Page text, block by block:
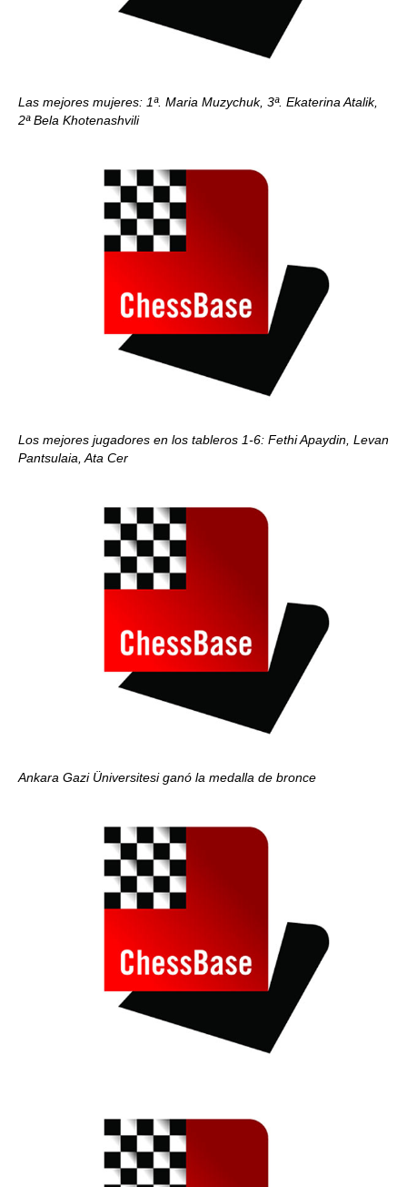
Las mejores mujeres: 1ª. Maria Muzychuk, 3ª. Ekaterina Atalik,
2ª Bela Khotenashvili
Los mejores jugadores en los tableros 1-6: Fethi Apaydin, Levan
Pantsulaia, Ata Cer
Ankara Gazi Üniversitesi ganó la medalla de bronce